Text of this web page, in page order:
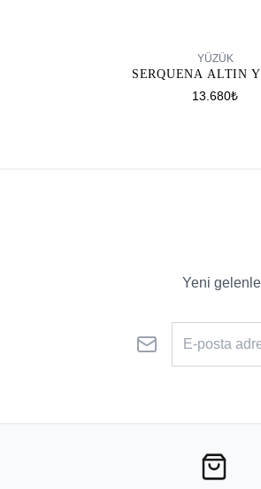
YÜZÜK
SERQUENA ALTIN
13.680₺
Yeni